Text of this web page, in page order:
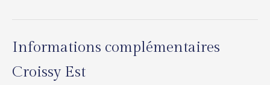
Informations complémentaires
Croissy Est